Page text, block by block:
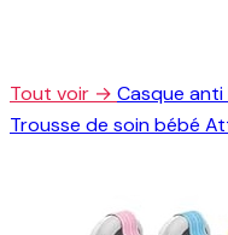
Tout voir → Casque
Trousse de soin bébé